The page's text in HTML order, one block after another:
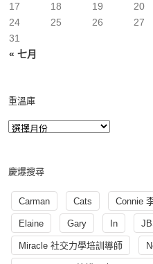
« 七月
17
18 19 20
24
25 26 27
31
重溫庫
慶爆搜尋
Carman Cats Connie
Elaine Gary In
Miracle 社交力學培訓導師